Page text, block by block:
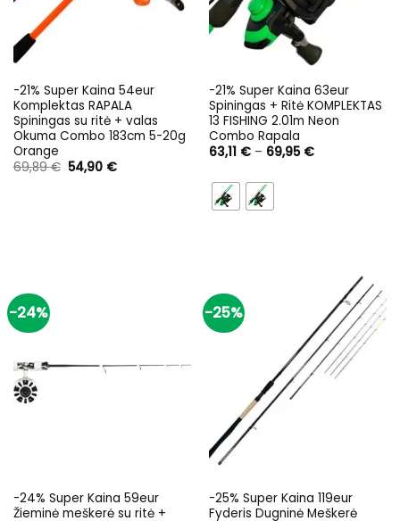
-21% Super Kaina 54eur
Komplektas RAPALA
Spiningas su ritė + valas
Okuma Combo 183cm 5-20g
Orange
69,89€ Original
price
54,90 €Current
-21% Super Kaina 63eur
Spiningas + Ritė KOMPLEKTAS
13 FISHING 2.01m Neon
Combo Rapala
63,11 € – 69,95 €Price
-24%
-24% Super Kaina 59eur
Žieminė meškerė su ritė +
-25%
-25% Super Kaina 119eur
Fyderis Dugninė Meškerė